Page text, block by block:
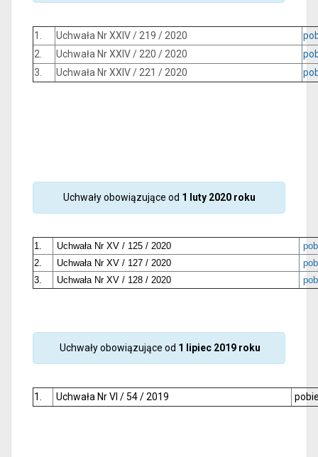
1. Uchwała Nr XXIV / 219 / 2020
2.
Uchwała Nr XXIV / 220 / 2020
3.
Uchwała Nr XXIV / 221 / 2020
Uchwały obowiązujące od 1 luty 2020 roku
1. Uchwała Nr XV / 125 / 2020
2.
Uchwała Nr XV / 127 / 2020
3.
Uchwała Nr XV / 128 / 2020
Uchwały obowiązujące od 1 lipiec 2019 roku
1. Uchwała Nr VI / 54 / 2019